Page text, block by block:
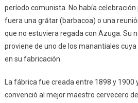
período comunista. No había celebración
fuera una grătar (barbacoa) o una
que no estuviera regada con Azuga. Su
proviene de uno de los manantiales
en su fabricación.
La fábrica fue creada entre 1898 y 1900
convenció al mejor maestro cervecero